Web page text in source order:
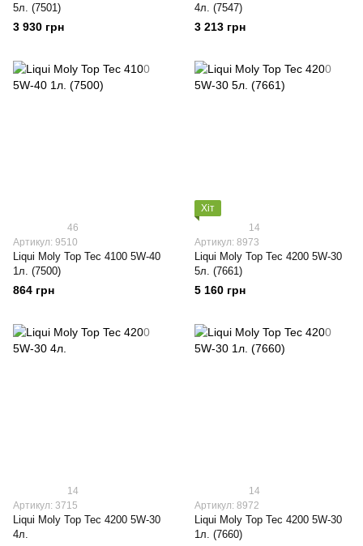
5л. (7501)
3 930 грн
4л. (7547)
3 213 грн
46
Артикул: 9510
Liqui Moly Top Tec 4100 5W-40
1л. (7500)
864 грн
Хіт
14
Артикул: 8973
Liqui Moly Top Tec 4200 5W-30
5л. (7661)
5 160 грн
14
Артикул: 3715
Liqui Moly Top Tec 4200 5W-30
4л.
14
Артикул: 8972
Liqui Moly Top Tec 4200 5W-30
1л. (7660)